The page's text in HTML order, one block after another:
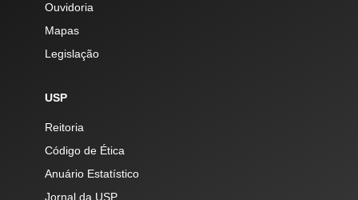
Ouvidoria
Mapas
Legislação
USP
Reitoria
Código de Ética
Anuário Estatístico
Jornal da USP